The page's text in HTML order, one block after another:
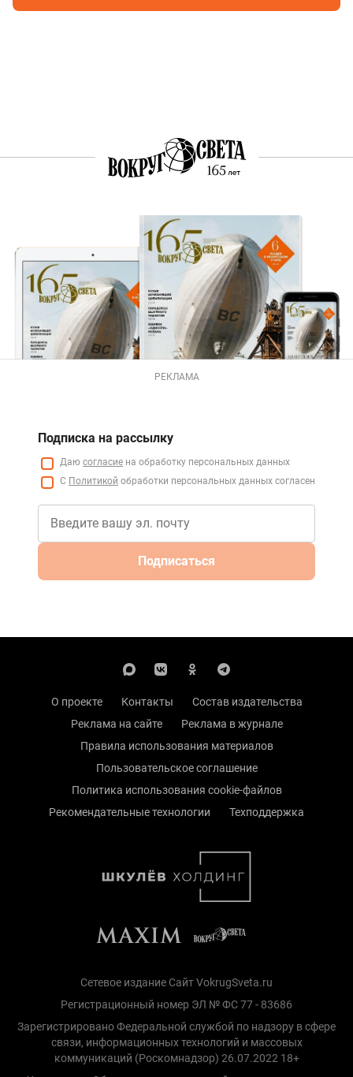
РЕКЛАМА
Подписка на рассылку
Даю согласие на обработку персональных данных
С Политикой обработки персональных данных согласен
Подписаться
О проекте Контакты
Состав издательства
Реклама на сайте
Реклама в журнале
Правила использования материалов
Пользовательское соглашение
Политика использования cookie-файлов
Рекомендательные технологии
Техподдержка
Сетевое издание Сайт VokrugSveta.ru
Регистрационный номер ЭЛ № ФС 77 - 83686
Зарегистрировано Федеральной службой по надзору в сфере
связи, информационных технологий и массовых
коммуникаций (Роскомнадзор) 26.07.2022 18+